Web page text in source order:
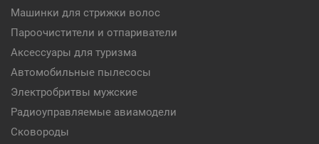
Машинки для стрижки волос
Пароочистители и отпариватели
Аксессуары для туризма
Автомобильные пылесосы
Электробритвы мужские
Радиоуправляемые авиамодели
Сковороды